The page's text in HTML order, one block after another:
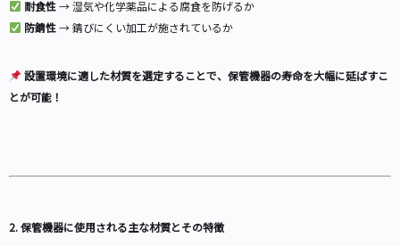
耐食性→ 湿気や化学薬品による腐食を防げるか
防錆性→ 錆びにくい加工が施されているか
設置環境に適した材質を選定することで、保管機器の寿命を大幅に延ばすこ
とが可能！
2. 保管機器に使用される主な材質とその特徴